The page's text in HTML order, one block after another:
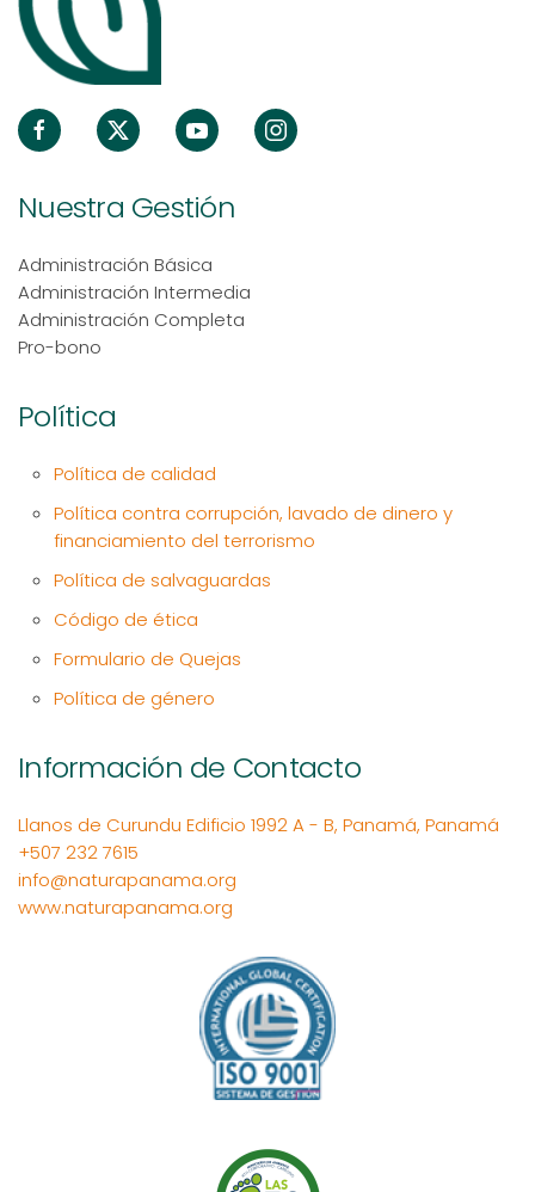
Nuestra Gestión
Administración Básica
Administración Intermedia
Administración Completa
Pro-bono
Política
Política de calidad
Política contra corrupción, lavado de dinero y
financiamiento del terrorismo
Política de salvaguardas
Código de ética
Formulario de Quejas
Política de género
Información de Contacto
Llanos de Curundu Edificio 1992 A - B, Panamá, Panamá
+507 232 7615
info@naturapanama.org
www.naturapanama.org